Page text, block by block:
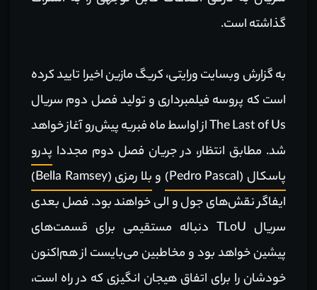
گذاشته است.
به گزارش وبسایت ورایتی، کریگ مازین اخیرا تایید کرده
است که پروسه فیلمبرداری و تولید فصل دوم سریال
The Last of Us از اواسط ماه فبریه پیش‌رو آغاز خواهد
شد. مطابق انتظار، در جریان فصل دوم مجددا پدرو
پاسکال (Pedro Pascal)
وبلا رمزی (Bella Ramsey)
ایفاگر نقش‌های جول و الی خواهند بود. فصل بعدی
سریال TLoU دنباله مستقیمی برای قسمت‌های
پیشین خواهد بود و مخاطبین می‌بایست از هم‌اکنون
خودشان را برای اتفاق هیجان انگیزی که در راه است،